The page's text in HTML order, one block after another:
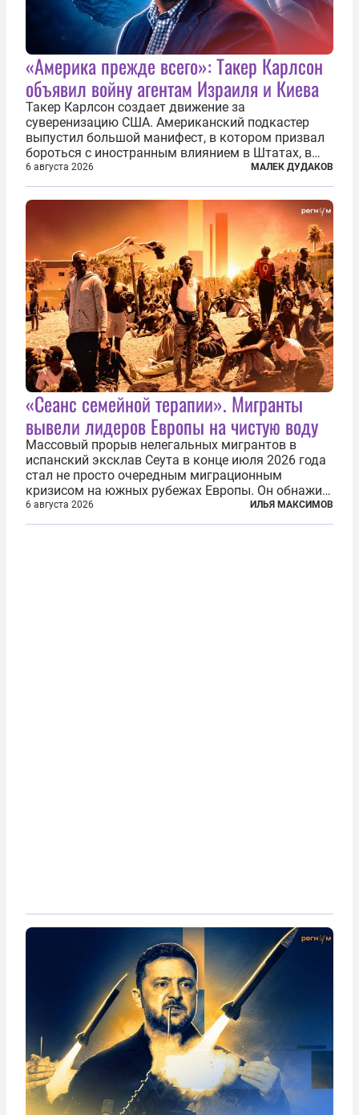
«Америка прежде всего»: Такер Карлсон
объявил войну агентам Израиля и Киева
Такер Карлсон создает движение за
суверенизацию США. Американский подкастер
выпустил большой манифест, в котором призвал
бороться с иностранным влиянием в Штатах, в
первую очередь имея в виду Израиль. А также
прекратить заморские войны, выплатить
репарации Ирану, остановить прием мигрантов...
6 августа 2026 МАЛЕК ДУДАКОВ
«Сеанс семейной терапии». Мигранты
вывели лидеров Европы на чистую воду
Массовый прорыв нелегальных мигрантов в
испанский эксклав Сеута в конце июля 2026 года
стал не просто очередным миграционным
кризисом на южных рубежах Европы. Он обнажил
фундаментальный раскол внутри Евросоюза,
продемонстрировав, что десятилетиями
6 августа 2026 ИЛЬЯ МАКСИМОВ